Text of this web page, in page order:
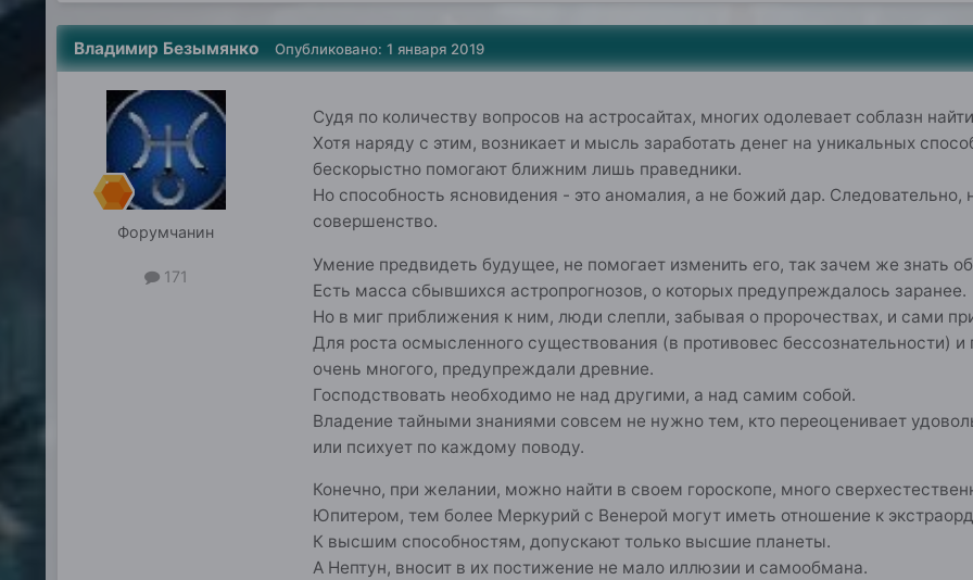
Владимир Безымянко
Форумчанин
171
Опубликовано: 1 января 2019
Судя по количеству вопросов на астросайтах, многих одолевает соблазн
Хотя наряду с этим, возникает и мысль заработать денег на уникальных
бескорыстно помогают ближним лишь праведники.
Но способность ясновидения - это аномалия, а не божий дар. Следовательно,
совершенство.
Умение предвидеть будущее, не помогает изменить его, так зачем же знать
Есть масса сбывшихся астропрогнозов, о которых предупреждалось заранее.
Но в миг приближения к ним, люди слепли, забывая о пророчествах, и сами
Для роста осмысленного существования (в противовес бессознательности)
очень многого, предупреждали древние.
Господствовать необходимо не над другими, а над самим собой.
Владение тайными знаниями совсем не нужно тем, кто переоценивает
или психует по каждому поводу.
Конечно, при желании, можно найти в своем гороскопе, много
Юпитером, тем более Меркурий с Венерой могут иметь отношение к
К высшим способностям, допускают только высшие планеты.
А Нептун, вносит в их постижение не мало иллюзии и самообмана.